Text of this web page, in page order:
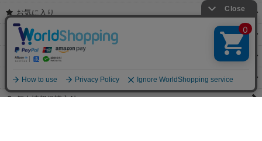
【すでにご注文が完了している場合】
①お電話・メール・LINEにて領収書希望の連絡をお願い致します
②後日、郵送にて領収書を送らせて頂きます。
①マイページから購入履歴→購入内容→領収書発行を選択。
②後日、郵送にて領収書を送らせて頂きます。
お気に入り
特定商取引法表示
ご利用案内
お問い合せ
個人情報保護方針